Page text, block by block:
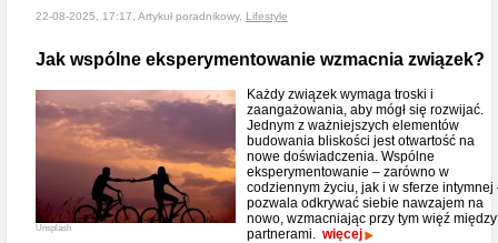
22-08-2025, 17:17, Artykuł poradnikowy, Lifestyle
Jak wspólne eksperymentowanie wzmacnia związek?
Unsplash
Każdy związek wymaga troski i
zaangażowania, aby mógł się rozwijać.
Jednym z ważniejszych elementów
budowania bliskości jest otwartość na
nowe doświadczenia. Wspólne
eksperymentowanie – zarówno w
codziennym życiu, jak i w sferze intymnej
pozwala odkrywać siebie nawzajem na
nowo, wzmacniając przy tym więź między
partnerami. więcej